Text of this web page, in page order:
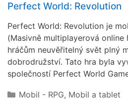
Perfect World: Revolution
Perfect World: Revolution je
(Masivně multiplayerová online
hráčům neuvěřitelný svět plný
dobrodružství. Tato hra byla
společností Perfect World
Rubriky
Mobil - RPG, Mobil a tablet